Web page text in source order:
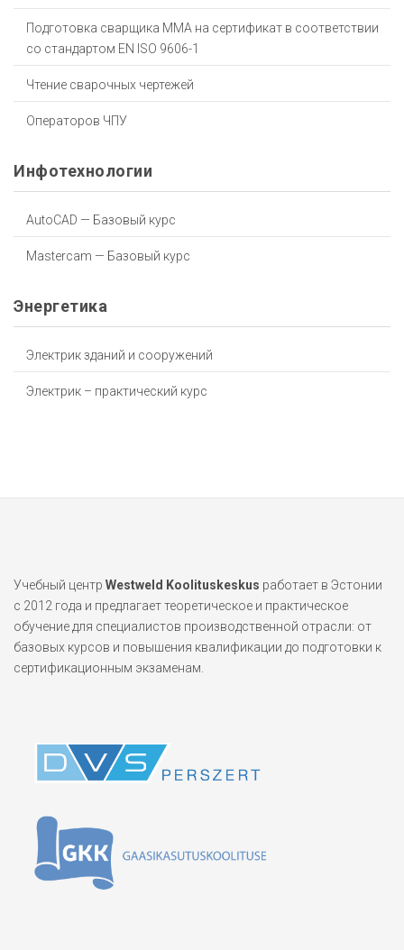
Подготовка сварщика ММА на сертификат в соответствии
со стандартом EN ISO 9606-1
Чтение сварочных чертежей
Операторов ЧПУ
Инфотехнологии
AutoCAD — Базовый курс
Mastercam — Базовый курс
Энергетика
Электрик зданий и сооружений
Электрик – практический курс
Учебный центр Westweld Koolituskeskus работает в Эстонии
с 2012 года и предлагает теоретическое и практическое
обучение для специалистов производственной отрасли: от
базовых курсов и повышения квалификации до подготовки к
сертификационным экзаменам.